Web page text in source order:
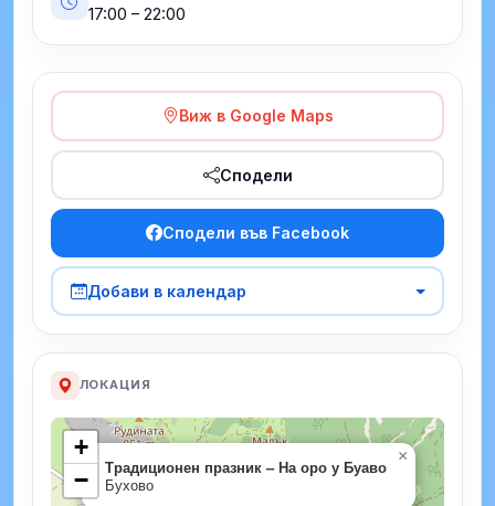
17:00 – 22:00
Виж в Google Maps
Сподели
Сподели във Facebook
Добави в календар
ЛОКАЦИЯ
Традиционен празник – На оро у Буаво
Бухово
×
+
−